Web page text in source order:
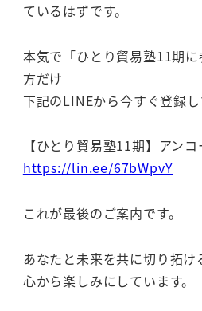
ているはずです。
本気で「ひとり貿易塾11期
方だけ
下記のLINEから今すぐ登録し
【ひとり貿易塾11期】アン
https://lin.ee/67bWpvY
これが最後のご案内です。
あなたと未来を共に切り拓け
心から楽しみにしています。